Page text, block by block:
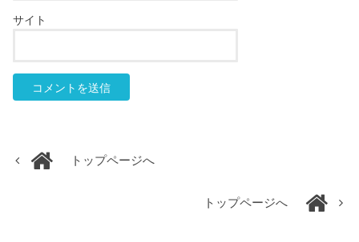
サイト
トップページへ
トップページへ